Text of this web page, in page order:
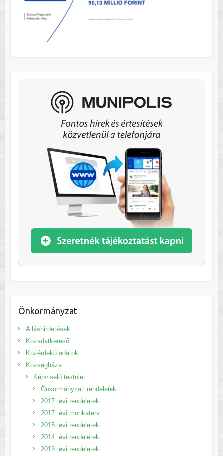
Önkormányzat
Álláshirdetések
Közadatkereső
Közérdekű adatok
Községháza
Képviselő testület
Önkormányzati rendeletek
2017. évi rendeletek
2017. évi munkaterv
2015. évi rendeletek
2014. évi rendeletek
2013. évi rendeletek